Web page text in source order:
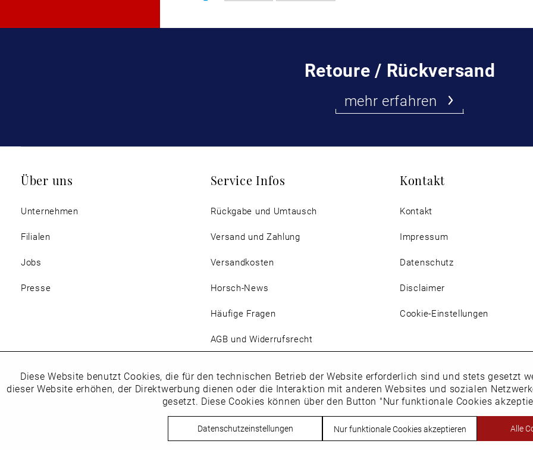
Retoure / Rückversand
mehr erfahren
Über uns
Unternehmen
Filialen
Jobs
Presse
Service Infos
Rückgabe und Umtausch
Versand und Zahlung
Versandkosten
Horsch-News
Häufige Fragen
AGB und Widerrufsrecht
Kontakt
Kontakt
Impressum
Datenschutz
Disclaimer
Cookie-Einstellungen
Copyright © Schuhhaus Horsch. * Alle Preise inkl. Mehrwertsteuer des jeweiligen Lieferlandes.
Funktionale
Diese Website benutzt Cookies, die für den technischen Betrieb der Website erforderlich sind und stets gesetzt
dieser Website erhöhen, der Direktwerbung dienen oder die Interaktion mit anderen Websites und sozialen
gesetzt. Diese Cookies können über den Button "Nur funktionale Cookies
Datenschutzeinstellungen Nur funktionale Cookies akzeptieren Alle